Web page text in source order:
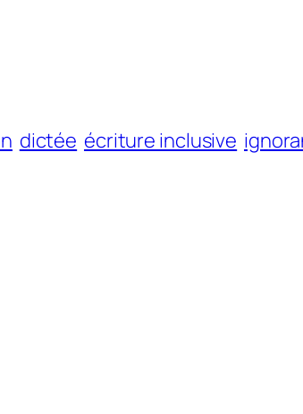
dictée écriture inclusive